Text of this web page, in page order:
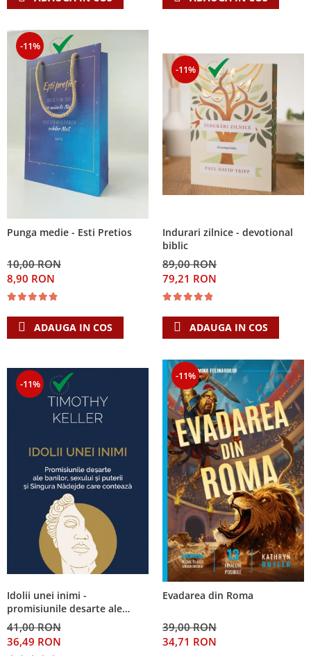
-11%
Punga medie - Esti Pretios
10,00 RON
8,90 RON
ADAUGA IN COS
-11%
Indurari zilnice - devotional
biblic
89,00 RON
79,21 RON
ADAUGA IN COS
-11%
Idolii unei inimi -
promisiunile desarte ale
banilor, sexului si puterii si
Singura Nadejde care
conteaza
41,00 RON
36,49 RON
-11%
Evadarea din Roma
39,00 RON
34,71 RON